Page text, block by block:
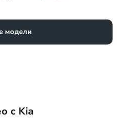
модели
с Kia